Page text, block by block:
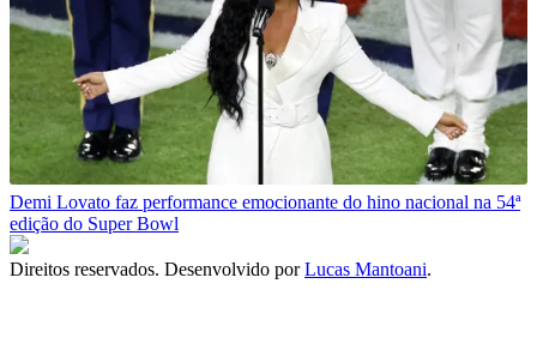
Demi Lovato faz performance emocionante do hino nacional na 54ª
edição do Super Bowl
Direitos reservados. Desenvolvido porLucas Mantoani.